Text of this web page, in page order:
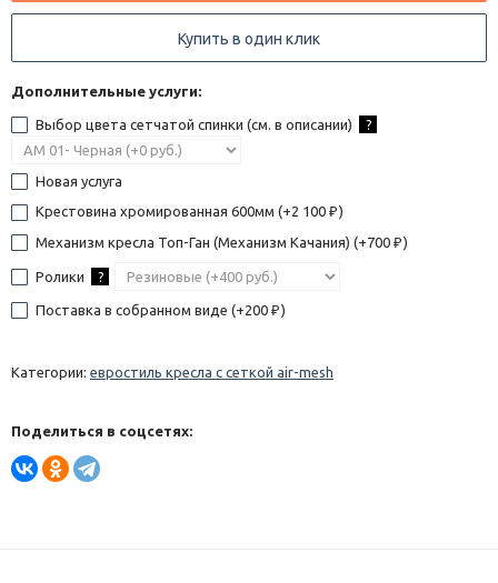
Купить в один клик
Дополнительные услуги:
Выбор цвета сетчатой спинки (см. в описании) ?
Новая услуга
Крестовина хромированная 600мм (+2 100 ₽ )
Механизм кресла Топ-Ган (Механизм Качания) (+700 ₽ )
Ролики ?
Поставка в собранном виде (+200 ₽ )
Категории: евростиль кресла с сеткой air-mesh
Поделиться в соцсетях: